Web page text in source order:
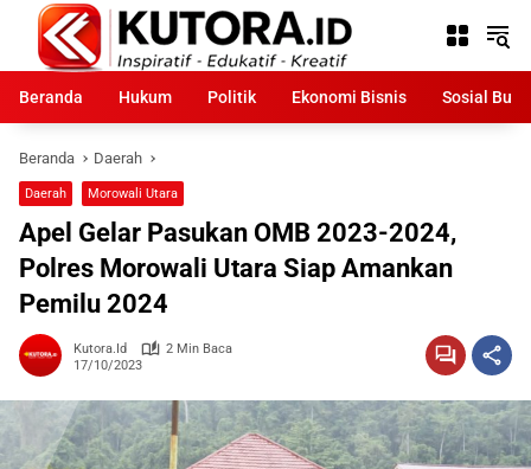
Langsung
konten
Beranda
Hukum Politik Ekonomi Bisnis Sosial
Beranda Daerah
Daerah Morowali Utara
Apel Gelar Pasukan OMB 2023-2024,
Polres Morowali Utara Siap Amankan
Pemilu 2024
Kutora.id
2 Min Baca
17/10/2023